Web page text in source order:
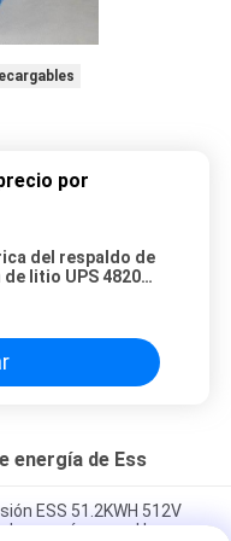
por
del respaldo de
litio UPS 4820
energía de Ess
ESS 51.2KWH 512V
energía para el hogar